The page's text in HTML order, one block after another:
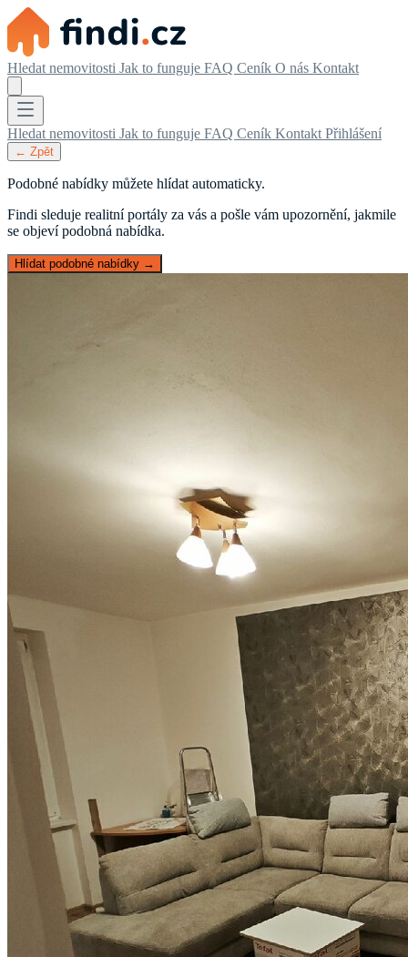
Hledat nemovitosti Jak to funguje FAQ Ceník O nás Kontakt
Hledat nemovitosti Jak to funguje FAQ Ceník Kontakt Přihlášení
← Zpět
Podobné nabídky můžete hlídat automaticky.
Findi sleduje realitní portály za vás a pošle vám upozornění, jakmile
se objeví podobná nabídka.
Hlídat podobné nabídky →